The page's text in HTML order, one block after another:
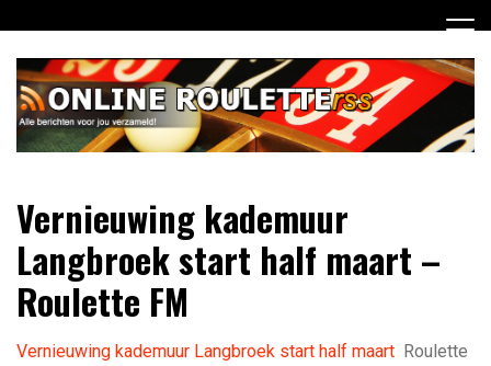
naar
inhoud
Online Roulette RSS
verzameld
Vernieuwing kademuur
Langbroek start half maart –
Roulette FM
Vernieuwing kademuur Langbroek start half maart Roulette